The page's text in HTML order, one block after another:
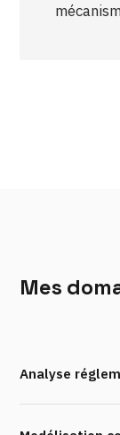
Mes
Analyse